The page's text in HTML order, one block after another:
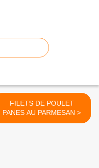
FILETS DE POULET
PANES AU PARMESAN >